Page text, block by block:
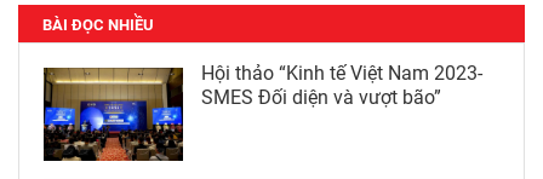
BÀI ĐỌC NHIỀU
Hội thảo “Kinh tế Việt Nam 2023-
SMES Đối diện và vượt bão”